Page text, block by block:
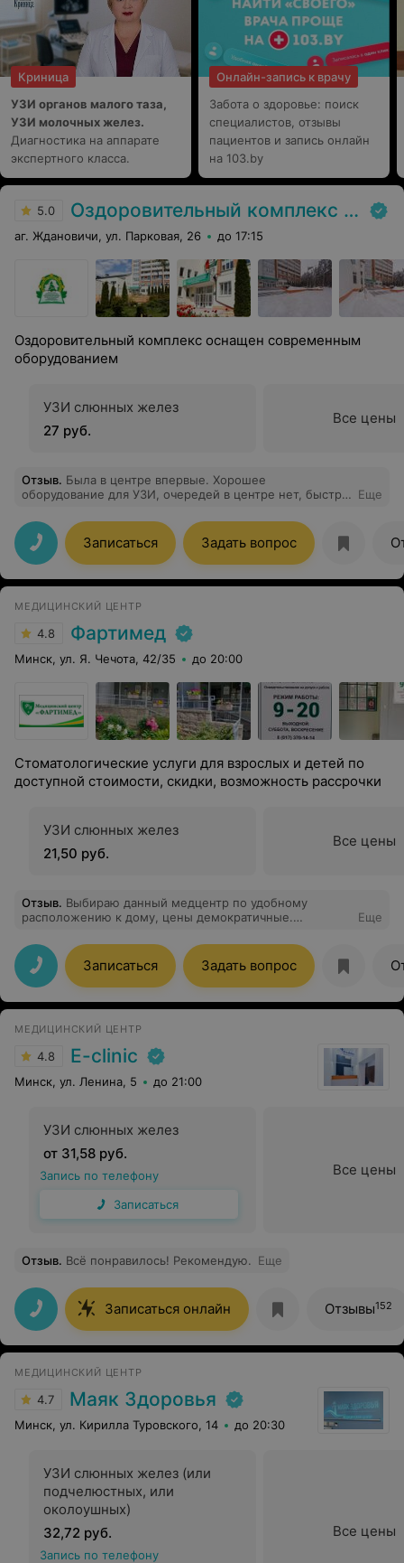
Криница
УЗИ органов малого таза,
УЗИ молочных желез.
Диагностика на аппарате
экспертного класса.
Онлайн-запись к врачу
Забота о здоровье: поиск
специалистов, отзывы
пациентов и запись онлайн
на 103.by
5.0 Оздоровительный комплекс Центра подготовки кадров Минлесхоза
аг. Ждановичи, ул. Парковая, 26 до 17:15
Оздоровительный комплекс оснащен современным
оборудованием
УЗИ слюнных желез
27 руб.
Все цены
Отзыв. Была в центре впервые. Хорошее
оборудование для УЗИ, очередей в центре нет, быстро
Обслуживание 10/10.
Еще
Записаться Задать вопрос
МЕДИЦИНСКИЙ ЦЕНТР
4.8 Фартимед
Минск, ул. Я. Чечота, 42/35 до 20:00
Стоматологические услуги для взрослых и детей по
доступной стоимости, скидки, возможность рассрочки
УЗИ слюнных желез
21,50 руб.
Все цены
Отзыв. Выбираю данный медцентр по удобному
расположению к дому, цены демократичные.
Рекомендую!
Еще
Записаться Задать вопрос
МЕДИЦИНСКИЙ ЦЕНТР
4.8 E-clinic
Минск, ул. Ленина, 5 до 21:00
УЗИ слюнных желез
от 31,58 руб.
Запись по телефону
Записаться
Все цены
Отзыв. Всё понравилось! Рекомендую. Еще
Записаться онлайн Отзывы152
МЕДИЦИНСКИЙ ЦЕНТР
4.7 Маяк Здоровья
Минск, ул. Кирилла Туровского, 14 до 20:30
УЗИ слюнных желез (или
подчелюстных, или
околоушных)
32,72 руб.
Запись по телефону
Все цены